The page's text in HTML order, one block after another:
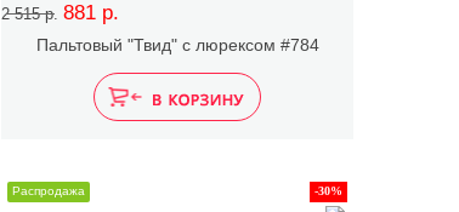
2 515 р. 881 р.
Пальтовый "Твид" с люрексом #784
-30%
Распродажа